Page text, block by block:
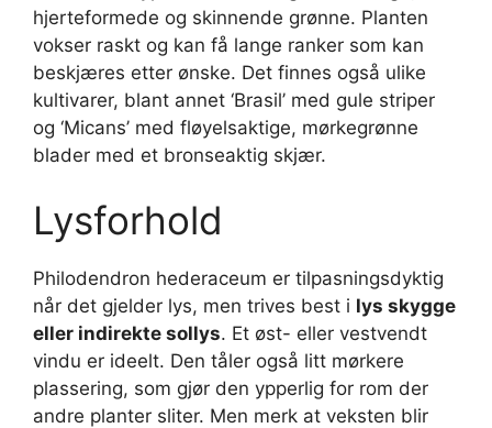
hjerteformede og skinnende grønne. Planten
vokser raskt og kan få lange ranker som kan
beskjæres etter ønske. Det finnes også ulike
kultivarer, blant annet ‘Brasil’ med gule striper
og ‘Micans’ med fløyelsaktige, mørkegrønne
blader med et bronseaktig skjær.
Lysforhold
Philodendron hederaceum er tilpasningsdyktig
når det gjelder lys, men trives best i lys skygge
eller indirekte sollys. Et øst- eller vestvendt
vindu er ideelt. Den tåler også litt mørkere
plassering, som gjør den ypperlig for rom der
andre planter sliter. Men merk at veksten blir